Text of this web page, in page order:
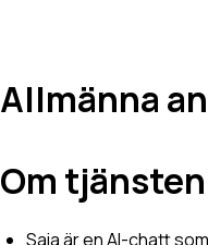
Allmänna
Om tjänsten
Saia är en AI-chatt